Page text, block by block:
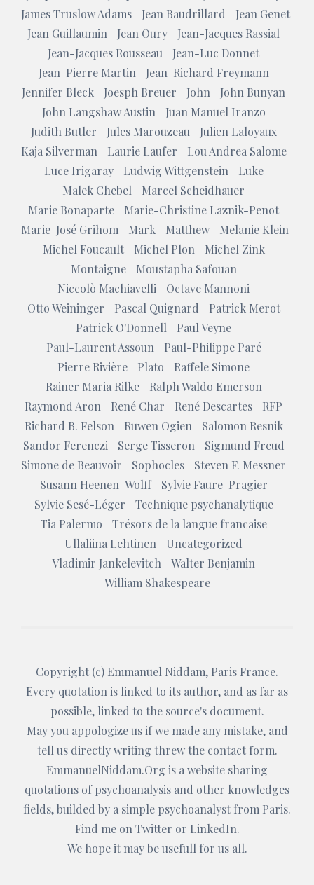
James Truslow Adams
Jean Baudrillard
Jean Genet
Jean Guillaumin
Jean Oury
Jean-Jacques Rassial
Jean-Jacques Rousseau
Jean-Luc Donnet
Jean-Pierre Martin
Jean-Richard Freymann
Jennifer Bleck
Joesph Breuer John
John Bunyan
John Langshaw Austin
Juan Manuel Iranzo
Judith Butler
Jules Marouzeau
Julien Laloyaux
Kaja Silverman
Laurie Laufer
Lou Andrea Salome
Luce Irigaray
Ludwig Wittgenstein
Luke
Malek Chebel
Marcel Scheidhauer
Marie Bonaparte
Marie-Christine Laznik-Penot
Marie-José Grihom
Mark Matthew
Melanie Klein
Michel Foucault
Michel Plon
Michel Zink
Montaigne
Moustapha Safouan
Niccolò Machiavelli
Octave Mannoni
Otto Weininger
Pascal Quignard
Patrick Merot
Patrick O'Donnell
Paul Veyne
Paul-Laurent Assoun
Paul-Philippe Paré
Pierre Rivière
Plato
Raffele Simone
Rainer Maria Rilke
Ralph Waldo Emerson
Raymond Aron
René Char René Descartes
RFP
Richard B. Felson
Ruwen Ogien
Salomon Resnik
Sandor Ferenczi
Serge Tisseron
Sigmund Freud
Simone de Beauvoir
Sophocles
Steven F. Messner
Susann Heenen-Wolff
Sylvie Faure-Pragier
Sylvie Sesé-Léger
Technique psychanalytique
Tia Palermo
Trésors de la langue francaise
Ullaliina Lehtinen
Uncategorized
Vladimir Jankelevitch
Walter Benjamin
William Shakespeare
Copyright (c) Emmanuel Niddam, Paris France.
Every quotation is linked to its author, and as far as
possible, linked to the source's document.
May you appologize us if we made any mistake, and
tell us directly writing threw the contact form.
EmmanuelNiddam.Org is a website sharing
quotations of psychoanalysis and other knowledges
fields, builded by a simple psychoanalyst from Paris.
Find me on Twitter or LinkedIn.
We hope it may be usefull for us all.